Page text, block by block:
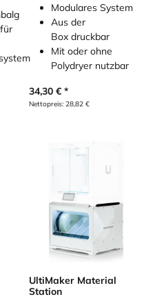
Modulares System
Aus der
Box druckbar
Mit oder ohne
Polydryer nutzbar
34,30€
Nettopreis: 28,82€
UltiMaker Material
Station